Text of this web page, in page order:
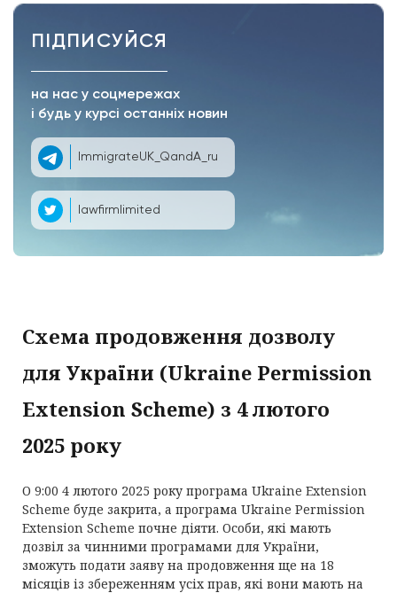
ПІДПИСУЙСЯ
на нас у соцмережах
і будь у курсі останніх новин
ImmigrateUK_QandA_ru
lawfirmlimited
Схема продовження дозволу
для України (Ukraine Permission
Extension Scheme) з 4 лютого
2025 року
О 9:00 4 лютого 2025 року програма Ukraine Extension
Scheme буде закрита, а програма Ukraine Permission
Extension Scheme почне діяти. Особи, які мають
дозвіл за чинними програмами для України,
зможуть подати заяву на продовження ще на 18
місяців із збереженням усіх прав, які вони мають на